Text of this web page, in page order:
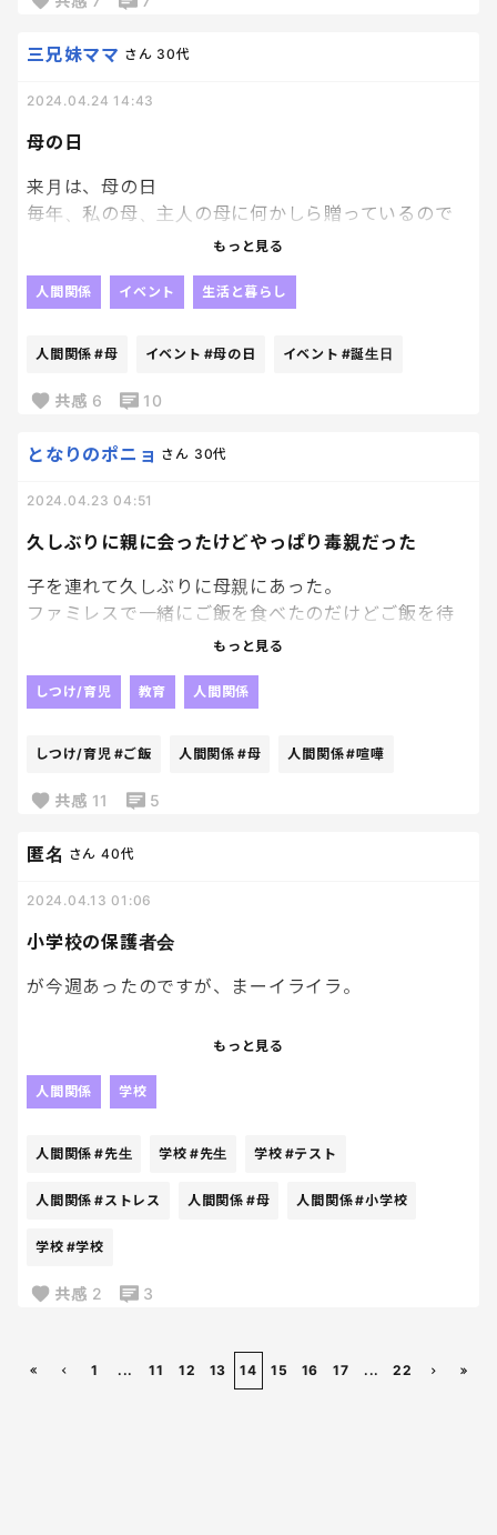
1人で子育てできないだろ？
仕事に復帰しろ
しろ
仕事から離れると社会から取り残されるぞ
といった感じです。
事復帰しないとやばいかもみたいな変な焦りも最近
す。
子どもとの時間も大切にしたいと思っています。
みなさん、こんな経験ありますか？
昔から自分の思い通りにいかないと怒るのが母でし
母の日
三兄妹ママ さん 30代
2024.04.24 14:43
来月は、母の日
毎年、私の母、主人の母に何かしら贈っているので
すが、そろそろネタ切れ、、
しかも、主人は特になにも考えず、私が毎年考えて
します。必ず☺️💢
私の母は、なぜかリクエストしてくるので、それを
誕生日と勘違いしてんのか？てかんじだけど、楽で
皆様、毎年主人の母に何を贈っていますか？
もっと見る
人間関係 イベント 生活と暮らし
人間関係 #母 イベント #母の日 イベント #誕生日
共感 6 10
久しぶりに親に会ったけどやっぱり毒親だった
となりのポニョ さん 30代
2024.04.23 04:51
子を連れて久しぶりに母親にあった。
ファミレスで一緒にご飯を食べたのだけどご飯を待
ってるときに子が椅子の上に立ったのね。
全く騒がしくしてないし、ドリンクバーの場所を確
「いつもこうなの？ちゃんと言って聞かせてるの？
と」
しばらく会ってなくて久しぶりに連絡来て会ったけ
少なくとも子を連れては会わない。
昔は大声で喧嘩もしたけど、今はしない。
私が母親にブチぎれる姿を子は見たくないだろう
毒親はいつまで経っても毒親だった。
もっと見る
しつけ/育児 教育 人間関係
しつけ/育児 #ご飯 人間関係 #母 人間関係#喧嘩
共感 11 5
小学校の保護者会
匿名 さん 40代
2024.04.13 01:06
が今週あったのですが、まーイライラ。
まず全体の保護者会は全教室にリモート繋いで校長
かっていた…
何分待たせる？？
結局かなり時間おして学級の保護者会へ。
新しく来た先生の自己紹介も長くて、いやいやいつ
お母さん達の一人一人自己紹介も、ちょっと時間お
してるのでお一人30秒以内でって言われてるのに、
もっと見る
人間関係 学校
人間関係 #先生 学校 #先生 学校 #テスト
人間関係 #ストレス 人間関係 #母 人間関係#小学校
学校 #学校
共感 2 3
1 ... 11 12 13 14 15 16 17 ... 22